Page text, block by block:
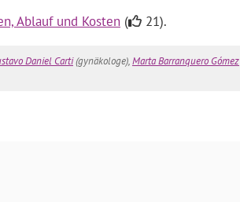
Ablauf und Kosten ( 21).
Daniel Carti(gynäkologe),Marta Barranquero Gómez